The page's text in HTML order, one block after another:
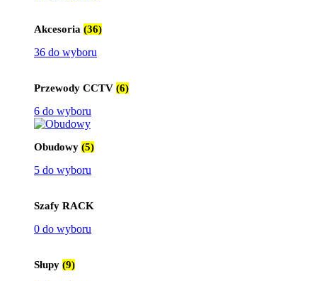
Akcesoria (36)
36 do wyboru
Przewody CCTV (6)
6 do wyboru
Obudowy (5)
5 do wyboru
Szafy RACK
0 do wyboru
Słupy (9)